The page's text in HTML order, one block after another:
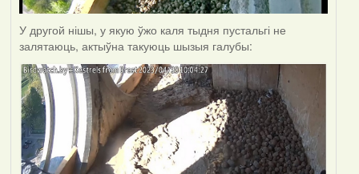
У другой нішы, у якую ўжо каля тыдня пустальгі не
залятаюць, актыўна такуюць шызыя галубы: